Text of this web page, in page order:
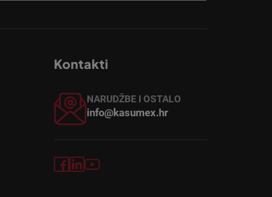
Kontakti
NARUDŽBE I OSTALO
info@kasumex.hr